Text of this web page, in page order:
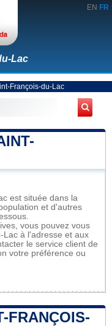
EN FR
Lac
François-du-Lac
est située dans la
et d'autres
vous pouvez vous
Lac à l'adresse et aux
le service client de
votre préférence ou
FRANÇOIS-